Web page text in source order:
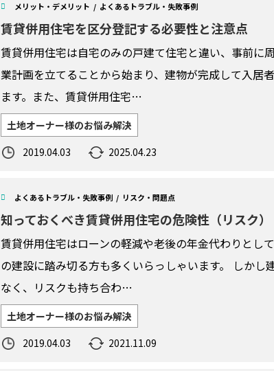
メリット・デメリット よくあるトラブル・失敗事例
賃貸併用住宅を区分登記する必要性と注意点
賃貸併用住宅は自宅のみの戸建て住宅と違い、事前に
業計画を立てることから始まり、建物が完成して入居
ます。また、賃貸併用住宅…
土地オーナー様のお悩み解決
2019.04.03
2025.04.23
よくあるトラブル・失敗事例 リスク・問題点
知っておくべき賃貸併用住宅の危険性（リスク）
賃貸併用住宅はローンの軽減や老後の年金代わりとし
の建設に踏み切る方も多くいらっしゃいます。 しか
なく、リスクも持ち合わ…
土地オーナー様のお悩み解決
2019.04.03
2021.11.09